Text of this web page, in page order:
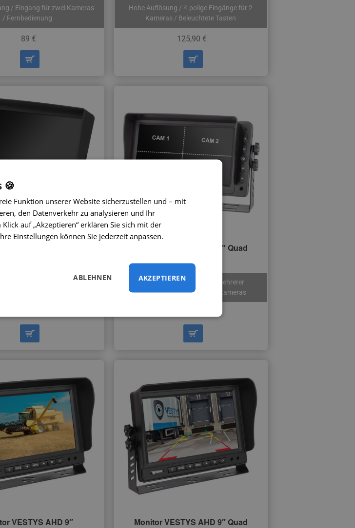
/ Eingang für zwei Kameras
/ Fernbedienung
89 €
Hohe Auflösung / 4-polige Eingänge für 2
Kameras / Beleuchtete Tasten
125,90 €
/ Anzeige mehrerer
Hohe Auflösung / Anzeige mehrerer
Kameras gleichzeitig / für 4 Kameras
Monitor VESTYS AHD 7″ Quad
VESTYS AHD 9″ Monitor VESTYS AHD 9″ Quad
🍪
Funktion unserer Website sicherzustellen und – mit
den Datenverkehr zu analysieren und Ihr
auf „Akzeptieren“ erklären Sie sich mit der
Einstellungen können Sie jederzeit anpassen.
AKZEPTIEREN
ABLEHNEN